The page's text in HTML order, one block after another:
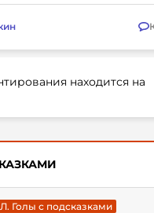
находится на
Голы с подсказками